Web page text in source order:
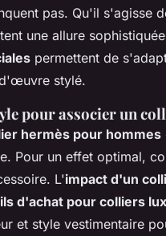
pas. Qu'il s'agisse
une allure
permettent de
stylé.
pour associer un
hermès pour hommes
Pour un effet optimal,
L'impact d'un
d'achat pour colliers
et style vestimentaire